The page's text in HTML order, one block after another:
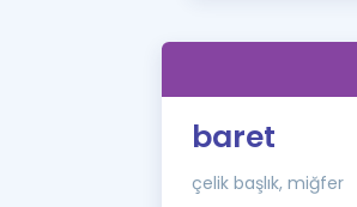
baret
çelik başlık, miğfer